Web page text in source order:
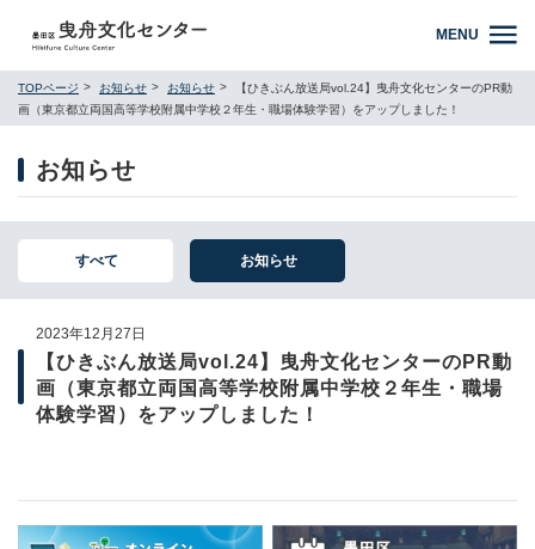
MENU
TOPページ お知らせ お知らせ
【ひきぶん放送局vol.24】曳舟文化センターのPR動
画（東京都立両国高等学校附属中学校２年生・職場体験学習）をアップしました！
お知らせ
すべて お知らせ
2023年12月27日
【ひきぶん放送局vol.24】曳舟文化センターのPR動
画（東京都立両国高等学校附属中学校２年生・職場
体験学習）をアップしました！